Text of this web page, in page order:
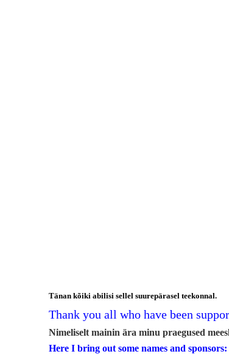
Tänan kõiki abilisi sellel suurepärasel teekonnal.
Thank you all who have been
Nimeliselt mainin ära minu praegused
Here I bring out some names and sponsors: